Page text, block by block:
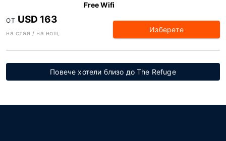
Free Wifi
ОТ USD 163
на стая / на нощ Изберете
Повече хотели близо до The Refuge